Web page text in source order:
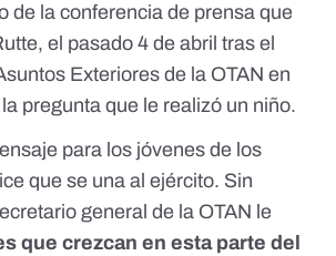
de laconferencia de prensa que
el pasado 4 de abril tras el
Exteriores de la OTAN en
pregunta que le realizó un niño.
para los jóvenes de los
que se una al ejército. Sin
general de la OTAN le
que crezcan en esta parte del